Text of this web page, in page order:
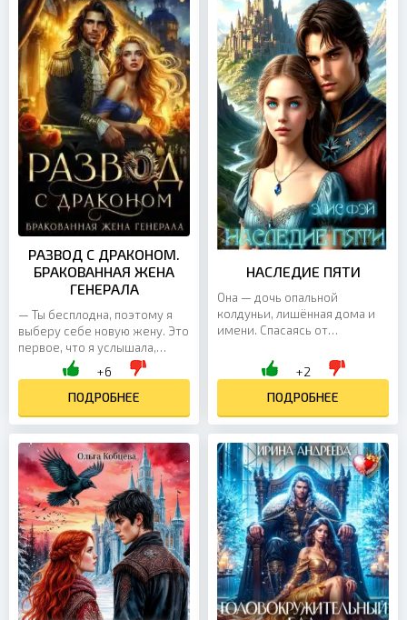
РАЗВОД С ДРАКОНОМ.
БРАКОВАННАЯ ЖЕНА
ГЕНЕРАЛА
— Ты бесплодна, поэтому я
выберу себе новую жену. Это
первое, что я услышала,
очнувшись в другом мире. А
затем генерал-дракон,
который по...
+6
ПОДРОБНЕЕ
НАСЛЕДИЕ ПЯТИ
Она — дочь опальной
колдуньи, лишённая дома и
имени. Спасаясь от
Евангелиона бежит в столицу
и прячется в самом
неожиданном месте...
+2
ПОДРОБНЕЕ